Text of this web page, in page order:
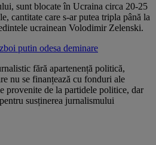
sunt blocate în Ucraina circa 20-25
cantitate care s-ar putea tripla până la
ucrainean Volodimir Zelenski.
putin odesa deminare
fără apartenență politică,
nu se finanțează cu fonduri ale
provenite de la partidele politice, dar
susținerea jurnalismului